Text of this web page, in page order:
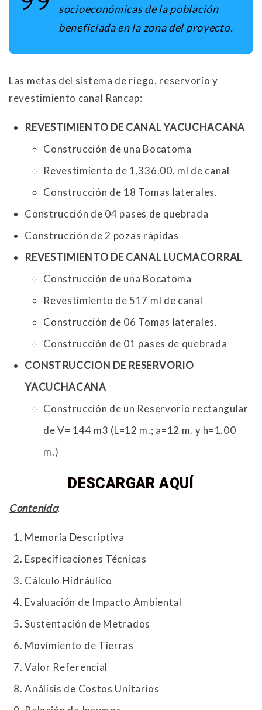
socioeconómicas de la población
beneficiada en la zona del proyecto.
Las metas del sistema de riego, reservorio y
revestimiento canal Rancap:
REVESTIMIENTO DE CANAL YACUCHACANA
Construcción de una Bocatoma
Revestimiento de 1,336.00, ml de canal
Construcción de 18 Tomas laterales.
Construcción de 04 pases de quebrada
Construcción de 2 pozas rápidas
REVESTIMIENTO DE CANAL LUCMACORRAL
Construcción de una Bocatoma
Revestimiento de 517 ml de canal
Construcción de 06 Tomas laterales.
Construcción de 01 pases de quebrada
CONSTRUCCION DE RESERVORIO
YACUCHACANA
Construcción de un Reservorio rectangular
de V= 144 m3 (L=12 m.; a=12 m. y h=1.00
m.)
DESCARGAR AQUÍ
Contenido:
Memoria Descriptiva
Especificaciones Técnicas
Cálculo Hidráulico
Evaluación de Impacto Ambiental
Sustentación de Metrados
Movimiento de Tierras
Valor Referencial
Análisis de Costos Unitarios